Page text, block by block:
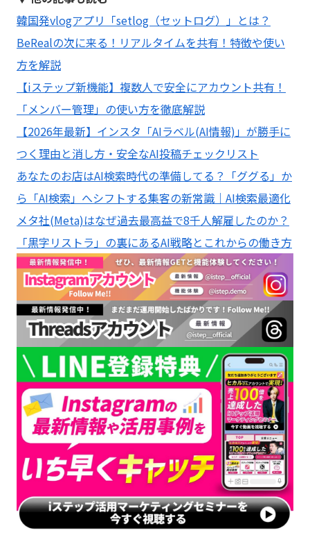
韓国発vlogアプリ「setlog（セットログ）」とは？
BeRealの次に来る！リアルタイムを共有！特徴や使い
方を解説
【iステップ新機能】複数人で安全にアカウント共有！
「メンバー管理」の使い方を徹底解説
【2026年最新】インスタ「AIラベル(AI情報)」が勝手に
つく理由と消し方・安全なAI投稿チェックリスト
あなたのお店はAI検索時代の準備してる？「ググる」か
ら「AI検索」へシフトする集客の新常識｜AI検索最適化
メタ社(Meta)はなぜ過去最高益で8千人解雇したのか？
「黒字リストラ」の裏にあるAI戦略とこれからの働き方